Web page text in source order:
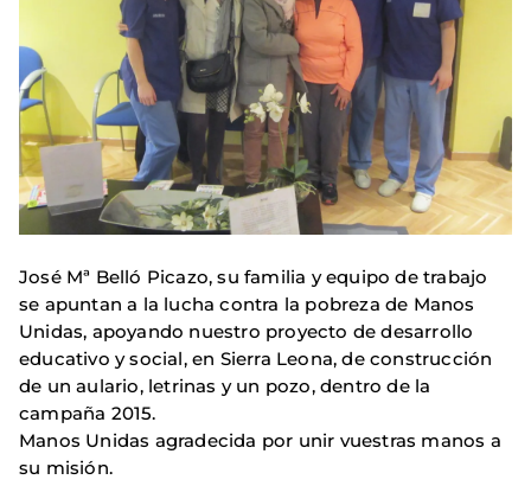
José Mª Belló Picazo, su familia y equipo de trabajo
se apuntan a la lucha contra la pobreza de Manos
Unidas, apoyando nuestro proyecto de desarrollo
educativo y social, en Sierra Leona, de construcción
de un aulario, letrinas y un pozo, dentro de la
campaña 2015.
Manos Unidas agradecida por unir vuestras manos a
su misión.